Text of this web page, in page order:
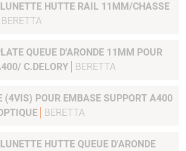
HUTTE RAIL 11MM/CHASSE
BERETTA
11MM POUR
C.DELORY
BERETTA
(4VIS) POUR EMBASE SUPPORT A400
BERETTA
HUTTE QUEUE D'ARONDE